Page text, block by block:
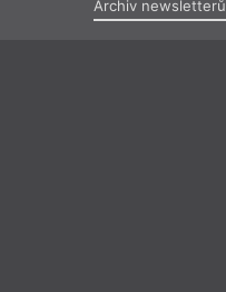
Archiv newsletterů